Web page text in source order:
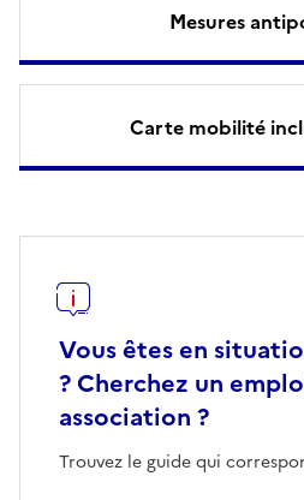
Mesures
Carte mobilité
Vous êtes en
? Cherchez un
association ?
Trouvez le guide qui